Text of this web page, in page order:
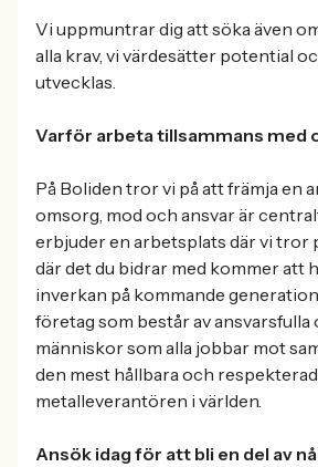
Vi uppmuntrar dig att söka även
alla krav, vi värdesätter potential
utvecklas.
Varför arbeta tillsammans med
På Boliden tror vi på att främja en
omsorg, mod och ansvar är
erbjuder en arbetsplats där vi tror
där det du bidrar med kommer att
inverkan på kommande
företag som består av ansvarsfulla
människor som alla jobbar mot
den mest hållbara och
metalleverantören i världen.
Ansök idag för att bli en del av